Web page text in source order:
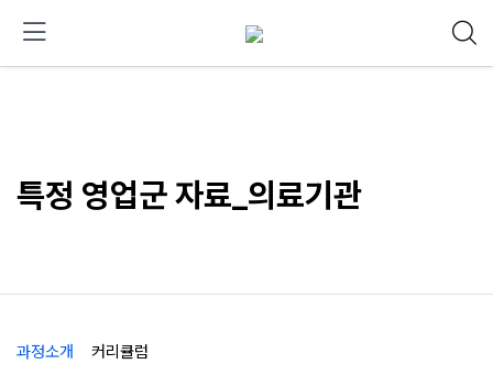
특정 영업군 자료_의료기관
과정소개 커리큘럼